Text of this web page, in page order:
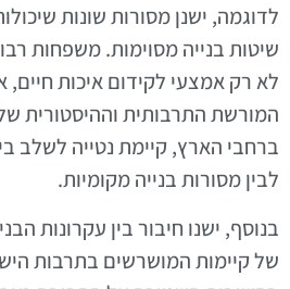
לדוגמה, ישנן מסורות שונות
שיטות בנייה מסוימות. משפחות
לא רק אמצעי לקידום איכות
המורשת התרבותית וההיסטורית
ברחבי הארץ, קיימת נטייה לשלב
לבין מסורות בנייה מקומיות.
בנוסף, ישנו חיבור בין עקרונות
של קיימות המושרשים בתרבות